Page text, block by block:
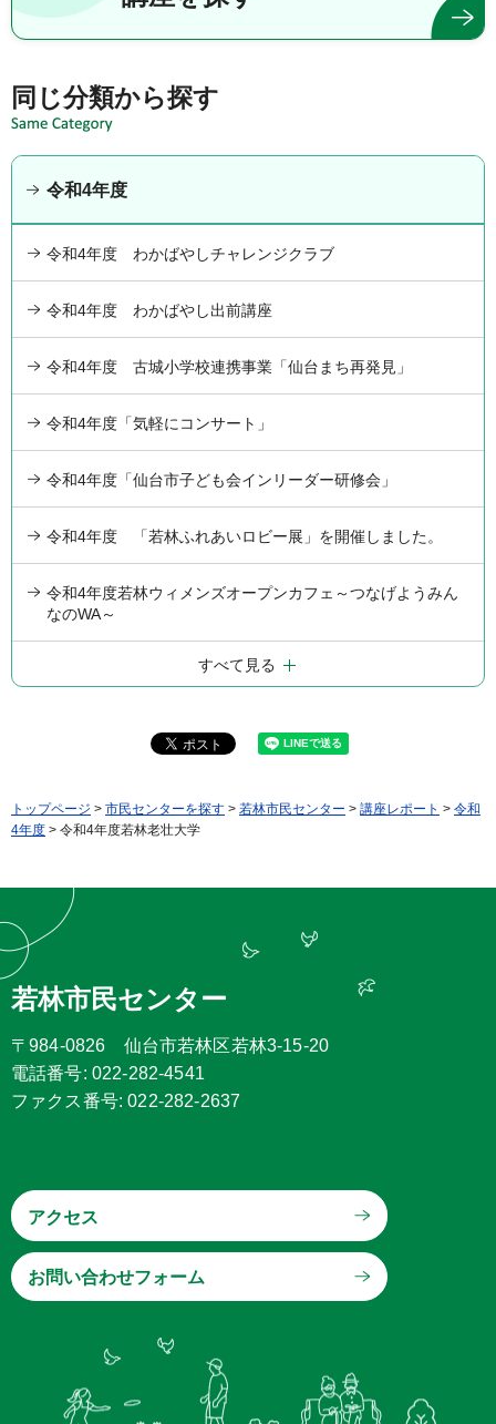
同じ分類から探す
令和4年度
令和4年度 わかばやしチャレンジクラブ
令和4年度 わかばやし出前講座
令和4年度 古城小学校連携事業「仙台まち再発見」
令和4年度「気軽にコンサート」
令和4年度「仙台市子ども会インリーダー研修会」
令和4年度 「若林ふれあいロビー展」を開催しました。
令和4年度若林ウィメンズオープンカフェ～つなげようみん
なのWA～
すべて見る
トップページ > 市民センターを探す > 若林市民センター > 講座レポート > 令和
4年度 > 令和4年度若林老壮大学
若林市民センター
〒984-0826 仙台市若林区若林3-15-20
電話番号: 022-282-4541
ファクス番号: 022-282-2637
アクセス